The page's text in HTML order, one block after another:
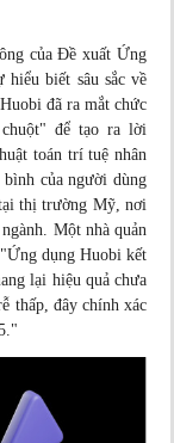
của Đề xuất Ứng
biết sâu sắc về
đã ra mắt chức
để tạo ra lời
toán trí tuệ nhân
của người dùng
thị trường Mỹ, nơi
Một nhà quản
dụng Huobi kết
lại hiệu quả chưa
thấp, đây chính xác